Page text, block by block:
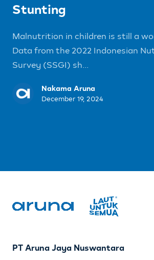
Stunting
Malnutrition in children is still a
Data from the 2022 Indonesian
Survey (SSGI) sh...
Nakama Aruna
December 19, 2024
PT Aruna Jaya Nuswantara